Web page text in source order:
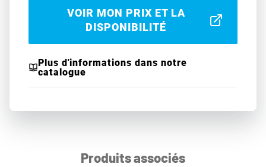
VOIR MON PRIX ET LA
DISPONIBILITÉ
Plus d'informations dans notre
catalogue
Produits associés